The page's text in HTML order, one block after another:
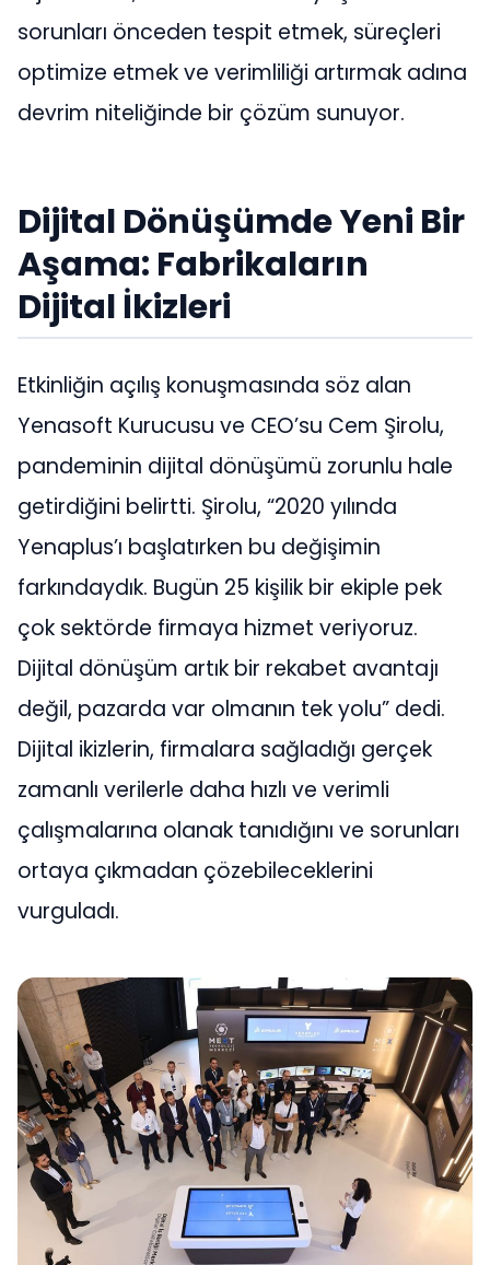
sorunları önceden tespit etmek, süreçleri
optimize etmek ve verimliliği artırmak adına
devrim niteliğinde bir çözüm sunuyor.
Dijital Dönüşümde Yeni Bir
Aşama: Fabrikaların
Dijital İkizleri
Etkinliğin açılış konuşmasında söz alan
Yenasoft Kurucusu ve CEO’su Cem Şirolu,
pandeminin dijital dönüşümü zorunlu hale
getirdiğini belirtti. Şirolu, “2020 yılında
Yenaplus’ı başlatırken bu değişimin
farkındaydık. Bugün 25 kişilik bir ekiple pek
çok sektörde firmaya hizmet veriyoruz.
Dijital dönüşüm artık bir rekabet avantajı
değil, pazarda var olmanın tek yolu” dedi.
Dijital ikizlerin, firmalara sağladığı gerçek
zamanlı verilerle daha hızlı ve verimli
çalışmalarına olanak tanıdığını ve sorunları
ortaya çıkmadan çözebileceklerini
vurguladı.